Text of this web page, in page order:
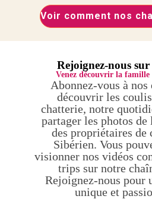
Voir comment nos
Rejoignez-nous sur
Venez découvrir la famille
Abonnez-vous à
découvrir les
chatterie, notre
partager les photos
des propriétaires de
Sibérien. Vous
visionner nos vidéos
trips sur notre
Rejoignez-nous pour
unique et